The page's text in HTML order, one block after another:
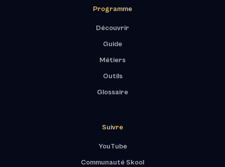
Programme
Découvrir
Guide
Métiers
Outils
Glossaire
Suivre
YouTube
Communauté Skool